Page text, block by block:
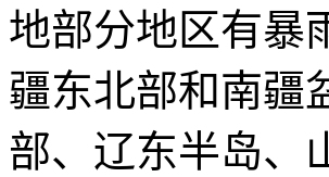
地部分地区有暴
疆东北部和南疆
部、辽东半岛、